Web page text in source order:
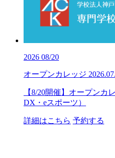
2026 08/20
オープンカレッジ
【8/20開催】オープンカ
DX・eスポーツ）
詳細はこちら 予約する